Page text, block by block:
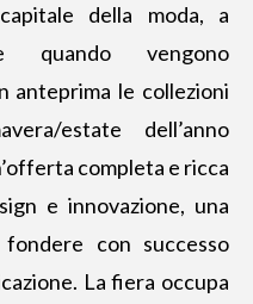
della moda, a
quando vengono
anteprima le collezioni
estate dell’anno
completa e ricca
e innovazione, una
con successo
La fiera occupa